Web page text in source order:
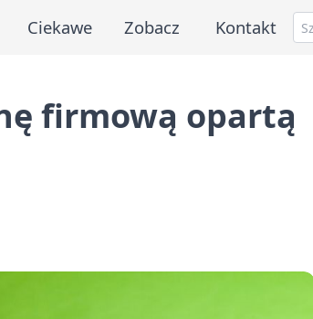
Ciekawe Zobacz Kontakt
firmową opartą